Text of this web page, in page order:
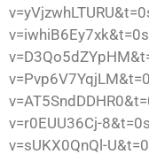
v=r0EUU36Cj-
v=sUKX0QnQl-